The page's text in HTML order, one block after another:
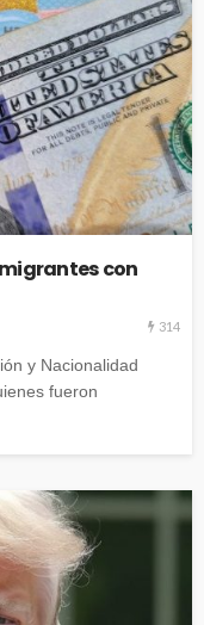
con
314
y Nacionalidad
fueron